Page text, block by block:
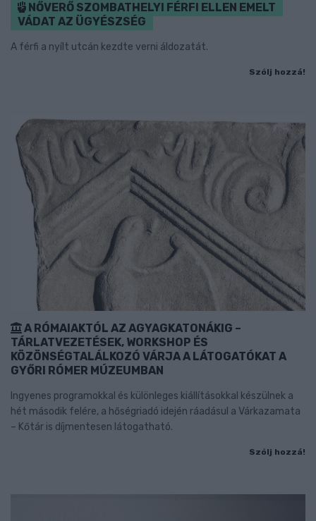
NŐVERŐ SZOMBATHELYI FÉRFI ELLEN EMELT
VÁDAT AZ ÜGYÉSZSÉG
A férfi a nyílt utcán kezdte verni áldozatát.
Szólj hozzá!
A RÓMAIAKTÓL AZ AGYAGKATONÁKIG –
TÁRLATVEZETÉSEK, WORKSHOP ÉS
KÖZÖNSÉGTALÁLKOZÓ VÁRJA A LÁTOGATÓKAT A
GYŐRI RÓMER MÚZEUMBAN
Ingyenes programokkal és különleges kiállításokkal készülnek a
hét második felére, a hőségriadó idején ráadásul a Várkazamata
– Kőtár is díjmentesen látogatható.
Szólj hozzá!